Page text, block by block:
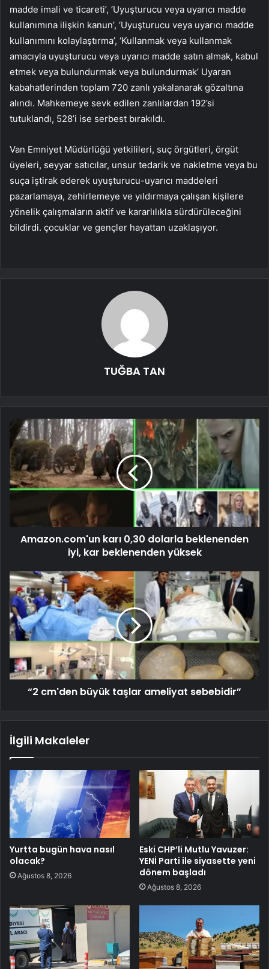
madde imali ve ticareti’, ‘Uyuşturucu veya uyarıcı madde
kullanımına ilişkin kanun’, ‘Uyuşturucu veya uyarıcı madde
kullanımını kolaylaştırma’, ‘Kullanmak veya kullanmak
amacıyla uyuşturucu veya uyarıcı madde satın almak, kabul
etmek veya bulundurmak veya bulundurmak’ Uyaran
kabahatlerinden toplam 720 zanlı yakalanarak gözaltına
alındı. Mahkemeye sevk edilen zanlılardan 192’si
tutuklandı, 528’i ise serbest bırakıldı.
Van Emniyet Müdürlüğü yetkilileri, suç örgütleri, örgüt
üyeleri, seyyar satıcılar, unsur tedarik ve nakletme veya bu
suça iştirak ederek uyuşturucu-uyarıcı maddeleri
pazarlamaya, zehirlemeye ve yıldırmaya çalışan kişilere
yönelik çalışmaların aktif ve kararlılıkla sürdürüleceğini
bildirdi. çocuklar ve gençler hayattan uzaklaşıyor.
TUĞBA TAN
Amazon.com'un karı 0,30 dolarla beklenenden
iyi, kar beklenenden yüksek
“2 cm'den büyük taşlar ameliyat sebebidir”
İlgili Makaleler
Yurtta bugün hava nasıl
olacak?
Ağustos 8, 2026
Eski CHP’li Mutlu Yavuzer:
YENİ Parti ile siyasette yeni
dönem başladı
Ağustos 8, 2026